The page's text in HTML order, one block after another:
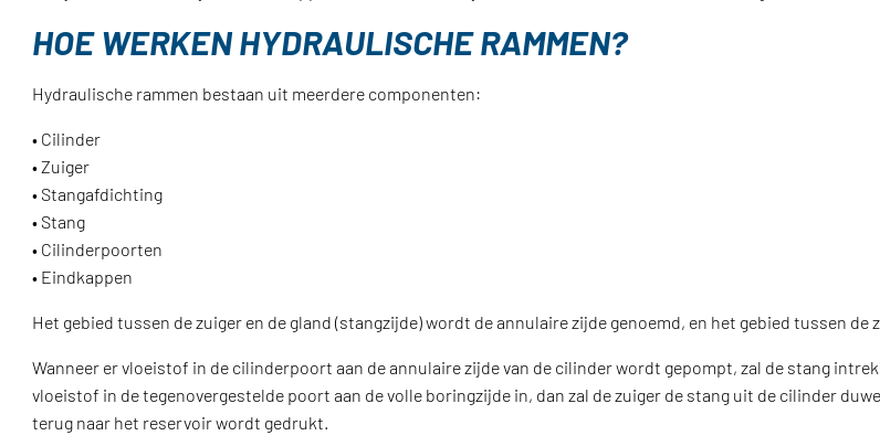
HOE WERKEN HYDRAULISCHE RAMMEN?
Hydraulische rammen bestaan uit meerdere componenten:
• Cilinder
• Zuiger
• Stangafdichting
• Stang
• Cilinderpoorten
• Eindkappen
Het gebied tussen de zuiger en de gland (stangzijde) wordt de annulaire zijde genoemd, en het gebied tussen
Wanneer er vloeistof in de cilinderpoort aan de annulaire zijde van de cilinder wordt gepompt, zal de stang
vloeistof in de tegenovergestelde poort aan de volle boringzijde in, dan zal de zuiger de stang uit de cilinder
terug naar het reservoir wordt gedrukt.